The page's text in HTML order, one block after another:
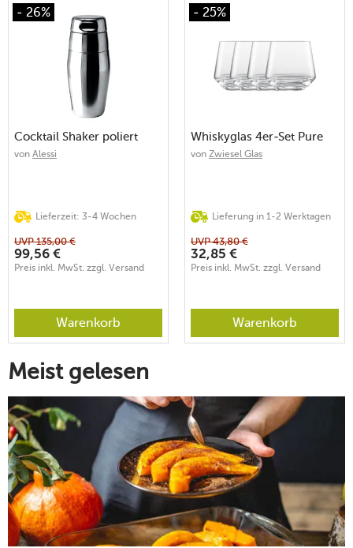
- 26%
Cocktail Shaker poliert
von Alessi
Lieferzeit: 3-4 Wochen
UVP135,00 €
99,56 €
Preis inkl. MwSt. zzgl. Versand
Warenkorb
- 25%
Whiskyglas 4er-Set Pure
von Zwiesel Glas
Lieferung in 1-2 Werktagen
UVP43,80 €
32,85 €
Preis inkl. MwSt. zzgl. Versand
Warenkorb
Meist gelesen